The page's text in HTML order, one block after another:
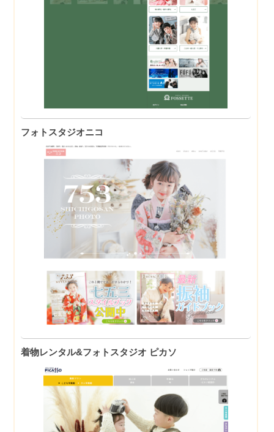
フォトスタジオニコ
着物レンタル&フォトスタジオ ピカソ